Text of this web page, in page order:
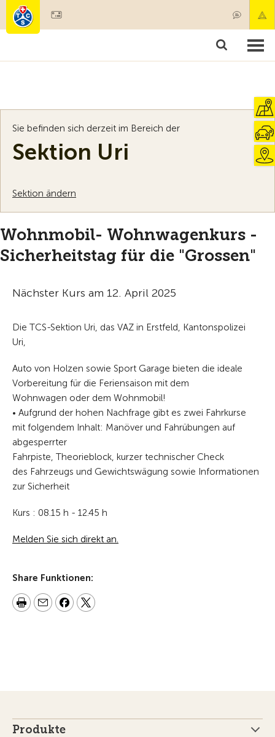
Mitgliedschaft & Leistungen
Sie befinden sich derzeit im Bereich der
Sektion Uri
Sektion ändern
Wohnmobil- Wohnwagenkurs -
Sicherheitstag für die "Grossen"
Nächster Kurs am 12. April 2025
Die TCS-Sektion Uri, das VAZ in Erstfeld, Kantonspolizei
Uri,
Auto von Holzen sowie Sport Garage bieten die ideale
Vorbereitung für die Feriensaison mit dem
Wohnwagen oder dem Wohnmobil!
• Aufgrund der hohen Nachfrage gibt es zwei Fahrkurse
mit folgendem Inhalt: Manöver und Fahrübungen auf
abgesperrter
Fahrpiste, Theorieblock, kurzer technischer Check
des Fahrzeugs und Gewichtswägung sowie Informationen
zur Sicherheit
Kurs : 08.15 h - 12.45 h
Melden Sie sich direkt an.
Share Funktionen:
Produkte